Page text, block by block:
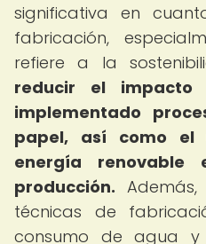
significativa en
fabricación,
refiere a la
reducir el impacto
implementado
papel, así como el
energía
producción.
técnicas de
consumo de agua y